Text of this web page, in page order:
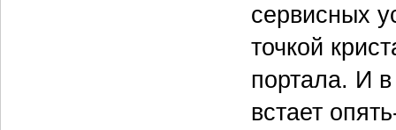
сервисных
точкой
портала. И в
встает